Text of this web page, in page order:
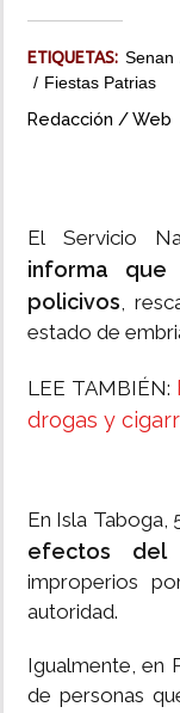
ETIQUETAS: Senan
Fiestas Patrias
Redacción / Web
El Servicio
informa
policivos,
estado de
LEE TAMBIÉN:
drogas y
En Isla Taboga,
efectos
improperios
autoridad.
Igualmente, en
de personas